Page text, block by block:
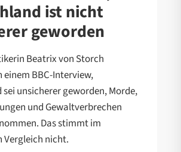
ist nicht
geworden
Beatrix von Storch
BBC-Interview,
unsicherer geworden, Morde,
und Gewaltverbrechen
Das stimmt im
nicht.